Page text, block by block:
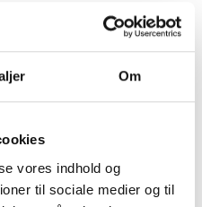
Om
vores indhold og
til sociale medier og til
og den generelle
der har sygdommen.
en høj andel af ældre